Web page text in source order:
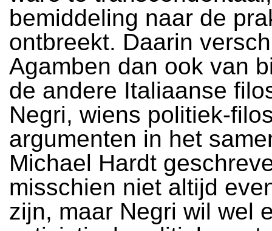
bemiddeling naar de
ontbreekt. Daarin
Agamben dan ook van
de andere Italiaanse
Negri, wiens politiek-
argumenten in het
Michael Hardt
misschien niet altijd
zijn, maar Negri wil wel